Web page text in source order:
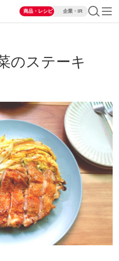
商品・レシピ 企業・IR
のステーキ